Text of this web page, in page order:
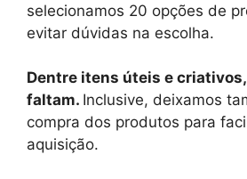
selecionamos 20 opções de
evitar dúvidas na escolha.
Dentre itens úteis e
faltam. Inclusive, deixamos
compra dos produtos para
aquisição.